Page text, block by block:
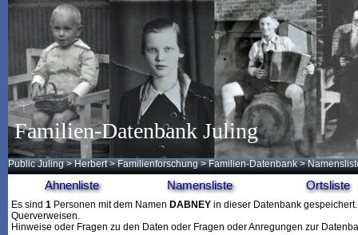
Familien-Datenbank Juling
Public Juling >Herbert >Familienforschung >Familien-Datenbank >
Ahnenliste Namensliste Ortsliste
Es sind 1 Personen mit dem Namen DABNEY in dieser Datenbank
Querverweisen.
Hinweise oder Fragen zu den Daten oder Fragen oder Anregungen zur